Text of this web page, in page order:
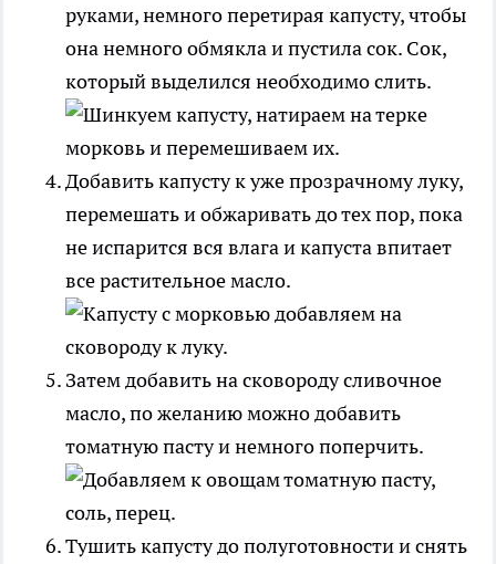
руками, немного перетирая капусту, чтобы
она немного обмякла и пустила сок. Сок,
который выделился необходимо слить.
Добавить капусту к уже прозрачному луку,
перемешать и обжаривать до тех пор, пока
не испарится вся влага и капуста впитает
все растительное масло.
Затем добавить на сковороду сливочное
масло, по желанию можно добавить
томатную пасту и немного поперчить.
Тушить капусту до полуготовности и снять